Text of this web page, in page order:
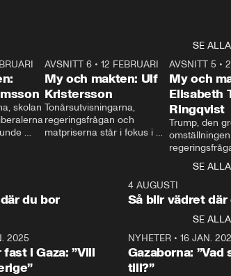
SE ALLA
24:30
skolan
27:30
AVSNITT 6 •12 FEBRUARI
My och makten: Ulf
Kristersson
Tonårsutvisningarna,
regeringsfrågan och
matpriserna står i fokus i
Rohwedder ställer
statsminister Ulf Kristersson
AVSNITT 5 •
My och
Elisabeth
Ringqvist
Trump, den
centrum i
avsnittet av
Makten”. Se
Aftonbladets
Rohwedder
Thand Ring
SE ALLA
du bor
4 AUGUSTI
Så blir vädret där
SE ALLA
2025
i Gaza: ”Vill
NYHETER• 16 JAN.
Gazaborna:
till?”